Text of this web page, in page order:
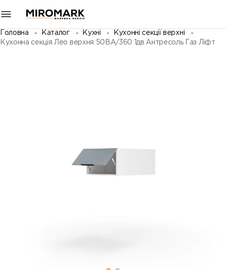
Головна Каталог Кухні
Кухонні секції верхні
Кухонна секція Лео верхня 50ВА/360 1дв Антресоль Газ Ліфт